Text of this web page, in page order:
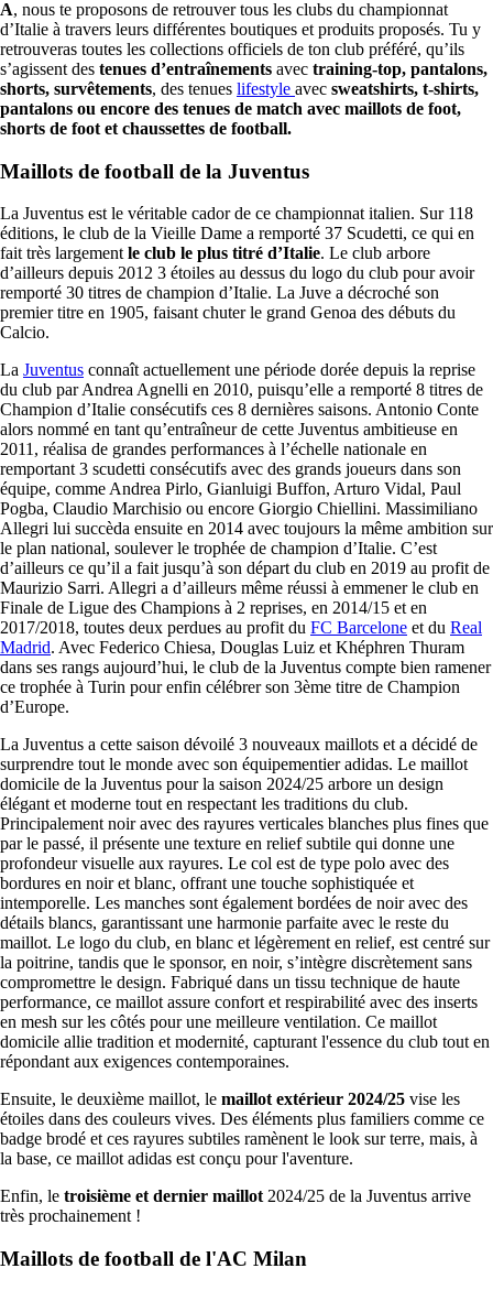
A, nous te proposons de retrouver tous les clubs du championnat
d’Italie à travers leurs différentes boutiques et produits proposés. Tu y
retrouveras toutes les collections officiels de ton club préféré, qu’ils
s’agissent des tenues d’entraînements avec training-top, pantalons,
shorts, survêtements, des tenues lifestyle avec sweatshirts, t-shirts,
pantalons ou encore des tenues de match avec maillots de foot,
shorts de foot et chaussettes de football.
Maillots de football de la Juventus
La Juventus est le véritable cador de ce championnat italien. Sur 118
éditions, le club de la Vieille Dame a remporté 37 Scudetti, ce qui en
fait très largement le club le plus titré d’Italie. Le club arbore
d’ailleurs depuis 2012 3 étoiles au dessus du logo du club pour avoir
remporté 30 titres de champion d’Italie. La Juve a décroché son
premier titre en 1905, faisant chuter le grand Genoa des débuts du
Calcio.
La Juventus connaît actuellement une période dorée depuis la reprise
du club par Andrea Agnelli en 2010, puisqu’elle a remporté 8 titres de
Champion d’Italie consécutifs ces 8 dernières saisons. Antonio Conte
alors nommé en tant qu’entraîneur de cette Juventus ambitieuse en
2011, réalisa de grandes performances à l’échelle nationale en
remportant 3 scudetti consécutifs avec des grands joueurs dans son
équipe, comme Andrea Pirlo, Gianluigi Buffon, Arturo Vidal, Paul
Pogba, Claudio Marchisio ou encore Giorgio Chiellini. Massimiliano
Allegri lui succèda ensuite en 2014 avec toujours la même ambition sur
le plan national, soulever le trophée de champion d’Italie. C’est
d’ailleurs ce qu’il a fait jusqu’à son départ du club en 2019 au profit de
Maurizio Sarri. Allegri a d’ailleurs même réussi à emmener le club en
Finale de Ligue des Champions à 2 reprises, en 2014/15 et en
2017/2018, toutes deux perdues au profit du FC Barcelone et du Real
Madrid. Avec Federico Chiesa, Douglas Luiz et Khéphren Thuram
dans ses rangs aujourd’hui, le club de la Juventus compte bien ramener
ce trophée à Turin pour enfin célébrer son 3ème titre de Champion
d’Europe.
La Juventus a cette saison dévoilé 3 nouveaux maillots et a décidé de
surprendre tout le monde avec son équipementier adidas. Le maillot
domicile de la Juventus pour la saison 2024/25 arbore un design
élégant et moderne tout en respectant les traditions du club.
Principalement noir avec des rayures verticales blanches plus fines que
par le passé, il présente une texture en relief subtile qui donne une
profondeur visuelle aux rayures. Le col est de type polo avec des
bordures en noir et blanc, offrant une touche sophistiquée et
intemporelle. Les manches sont également bordées de noir avec des
détails blancs, garantissant une harmonie parfaite avec le reste du
maillot. Le logo du club, en blanc et légèrement en relief, est centré sur
la poitrine, tandis que le sponsor, en noir, s’intègre discrètement sans
compromettre le design. Fabriqué dans un tissu technique de haute
performance, ce maillot assure confort et respirabilité avec des inserts
en mesh sur les côtés pour une meilleure ventilation. Ce maillot
domicile allie tradition et modernité, capturant l'essence du club tout en
répondant aux exigences contemporaines.
Ensuite, le deuxième maillot, le maillot extérieur 2024/25 vise les
étoiles dans des couleurs vives. Des éléments plus familiers comme ce
badge brodé et ces rayures subtiles ramènent le look sur terre, mais, à
la base, ce maillot adidas est conçu pour l'aventure.
Enfin, le troisième et dernier maillot 2024/25 de la Juventus arrive
très prochainement !
Maillots de football de l'AC Milan